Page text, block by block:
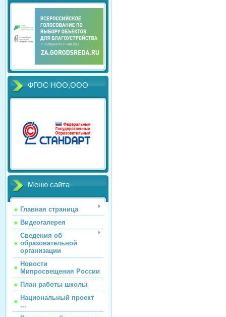
ФГОС НОО,ООО
Меню сайта
Главная страница
Видеогалерея
Сведения об
образовательной
организации
Новости
Мипросвещения России
План работы школы
Национальный проект
...